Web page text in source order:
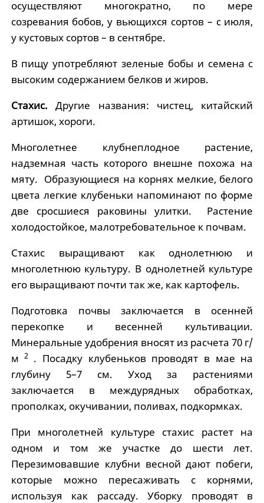
осуществляют многократно, по мере
созревания бобов, у вьющихся сортов – с июля,
у кустовых сортов – в сентябре.
В пищу употребляют зеленые бобы и семена с
высоким содержанием белков и жиров.
Стахис.Другие названия: чистец, китайский
артишок, хороги.
Многолетнее клубнеплодное растение,
надземная часть которого внешне похожа на
мяту. Образующиеся на корнях мелкие, белого
цвета легкие клубеньки напоминают по форме
две сросшиеся раковины улитки. Растение
холодостойкое, малотребовательное к почвам.
Стахис выращивают как однолетнюю и
многолетнюю культуру. В однолетней культуре
его выращивают почти так же, как картофель.
Подготовка почвы заключается в осенней
перекопке и весенней культивации.
Минеральные удобрения вносят из расчета 70 г/
м2 . Посадку клубеньков проводят в мае на
глубину 5–7 см. Уход за растениями
заключается в междурядных обработках,
прополках, окучивании, поливах, подкормках.
При многолетней культуре стахис растет на
одном и том же участке до шести лет.
Перезимовавшие клубни весной дают побеги,
которые можно пересаживать с корнями,
используя как рассаду. Уборку проводят в